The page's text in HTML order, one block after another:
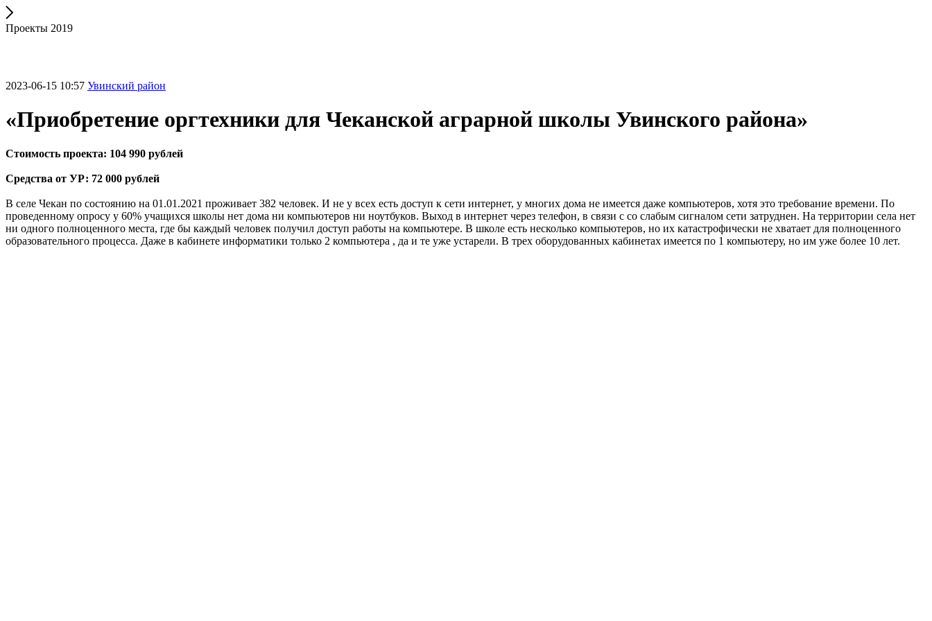
Проекты 2019
2023-06-15 10:57 Увинский район
«Приобретение оргтехники для Чеканской аграрной школы Увинского района»
Стоимость проекта: 104 990 рублей
Средства от УР: 72 000 рублей
В селе Чекан по состоянию на 01.01.2021 проживает 382 человек. И не у всех есть доступ к сети интернет, у многих дома не имеется даже компьютеров, хотя это требование времени. По
проведенному опросу у 60% учащихся школы нет дома ни компьютеров ни ноутбуков. Выход в интернет через телефон, в связи с со слабым сигналом сети затруднен. На территории села нет
ни одного полноценного места, где бы каждый человек получил доступ работы на компьютере. В школе есть несколько компьютеров, но их катастрофически не хватает для полноценного
образовательного процесса. Даже в кабинете информатики только 2 компьютера , да и те уже устарели. В трех оборудованных кабинетах имеется по 1 компьютеру, но им уже более 10 лет.